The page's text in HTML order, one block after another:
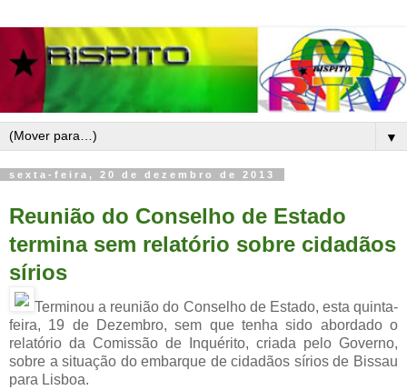
▼
sexta-feira, 20 de dezembro de 2013
Reunião do Conselho de Estado
termina sem relatório sobre cidadãos
sírios
Terminou a reunião do Conselho de Estado, esta quinta-
feira, 19 de Dezembro, sem que tenha sido abordado o
relatório da Comissão de Inquérito, criada pelo Governo,
sobre a situação do embarque de cidadãos sírios de Bissau
para Lisboa.